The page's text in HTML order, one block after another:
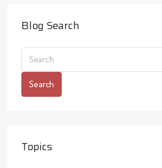
Blog Search
Search
Topics